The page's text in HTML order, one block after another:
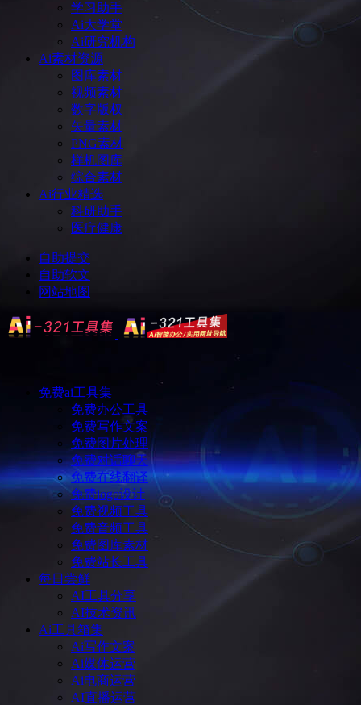
学习助手
Ai大学堂
Ai研究机构
Ai素材资源
图库素材
视频素材
数字版权
矢量素材
PNG素材
样机图库
综合素材
Ai行业精选
科研助手
医疗健康
自助提交
自助软文
网站地图
免费ai工具集
免费办公工具
免费写作文案
免费图片处理
免费对话聊天
免费在线翻译
免费logo设计
免费视频工具
免费音频工具
免费图库素材
免费站长工具
每日尝鲜
AI工具分享
AI技术资讯
Ai工具箱集
Ai写作文案
Ai媒体运营
Ai电商运营
AI直播运营